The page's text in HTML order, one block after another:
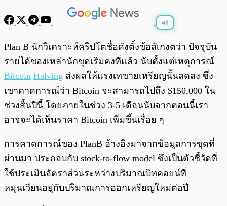
พร้อมเล่น 0:00 /0:00
Plan B นักวิเคราะห์คริปโตชื่อดังตั้งข้อสัเกงตว่า ปัจจุบัน
รายได้ของเหล่านักขุดเริ่มคงที่แล้ว นับตั้งแต่เหตุการณ์
Bitcoin Halving ส่งผลให้แรงเทขายเหรียญนั้นลดลง ซึ่ง
เขาคาดการณ์ว่า Bitcoin จะสามารถไปถึง $150,000 ใน
ช่วงสิ้นปีนี้ โดยภายในช่วง 3-5 เดือนนับจากตอนนี้เรา
อาจจะได้เห็นราคา Bitcoin เพิ่มขึ้นเรื่อย ๆ
การคาดการณ์ของ PlanB อ้างอิงมาจากข้อมูลการขุดที่
ผ่านมา ประกอบกับ stock-to-flow model ซึ่งเป็นตัวชี้วัดที่
ใช้ประเมินอัตราส่วนระหว่างปริมาณบิทคอยน์ที่
หมุนเวียนอยู่กับปริมาณการออกเหรียญใหม่ต่อปี